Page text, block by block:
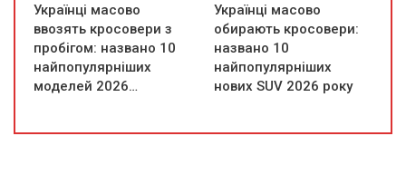
Українці масово
ввозять кросовери з
пробігом: названо 10
найпопулярніших
моделей 2026…
Українці масово
обирають кросовери:
названо 10
найпопулярніших
нових SUV 2026 року